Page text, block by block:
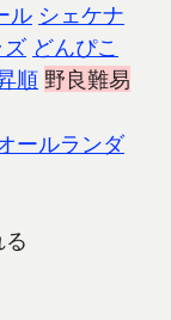
ル シェケナ
ズ どんぴこ
順 野良難易
ールランダ